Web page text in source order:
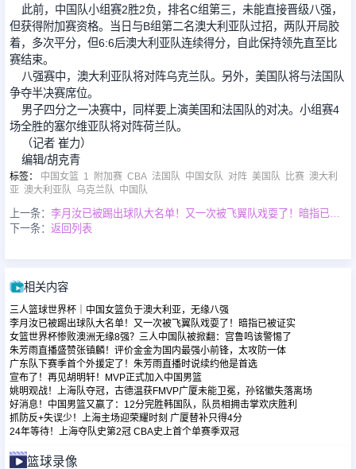
篮球录像
足球集锦
篮球集锦
足球新闻
篮球新闻
此前，中国队小组赛2胜2负，排名C组第三，未能直接晋级八强，
但获得附加赛资格。当日与B组第二名澳大利亚队过招，两队开局胶
着，多次平分，但6:6后澳大利亚队连续得分，自此保持领先直至比
赛结束。
八强赛中，澳大利亚队将对阵乌克兰队。另外，美国队将与法国队
争夺半决赛席位。
男子四分之一决赛中，同样要上演美国和法国队的对决。小组赛4
场全胜的塞尔维亚队将对阵荷兰队。
（记者 崔力）
编辑/胡克青
标签： 中国女篮 1 附加赛 CBA 法国队 中国女队 对阵 美国队 比赛 澳大利
亚 澳大利亚队 乌克兰队 中国队
上一条：
李月汝已被踢出球队大名单！又一次被飞翼队戏耍了！暗指已被证实
下一条： 返回列表
相关内容
三人篮球世界杯｜中国女篮负于澳大利亚，无缘八强
李月汝已被踢出球队大名单！又一次被飞翼队戏耍了！暗指已被证实
女篮世界杯惨败澳洲无缘8强？三人中国队被掀翻：宫鲁鸣该警惕了
朱芳雨直播盛赞张镇麟！评价金金为国内最强小前锋，太攻防一体
广东队下赛季首个外援定了！朱芳雨直播时说续约他是首选
宣布了！再见胡明轩！MVP正式加入中国男篮
姚明观战！上海队夺冠，古德温获FMVP广厦未能卫冕，孙铭徽失落离场
好消息！中国男篮又赢了：12分完胜韩国队，队员相拥击掌欢庆胜利
抓防反+失误少！上海主场迎荣耀时刻 广厦替补只得4分
24年等待！上海夺队史第2冠 CBA史上首个单赛季双冠
篮球录像